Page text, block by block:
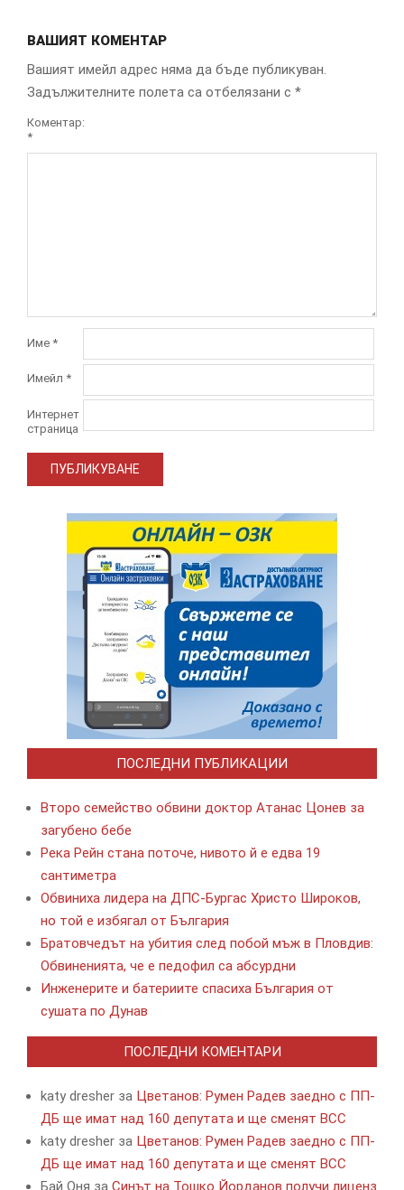
ВАШИЯТ КОМЕНТАР
Вашият имейл адрес няма да бъде публикуван.
Задължителните полета са отбелязани с *
Коментар:
*
Име *
Имейл *
Интернет
страница
ПОСЛЕДНИ ПУБЛИКАЦИИ
Второ семейство обвини доктор Атанас Цонев за
загубено бебе
Река Рейн стана поточе, нивото й е едва 19
сантиметра
Обвиниха лидера на ДПС-Бургас Христо Широков,
но той е избягал от България
Братовчедът на убития след побой мъж в Пловдив:
Обвиненията, че е педофил са абсурдни
Инженерите и батериите спасиха България от
сушата по Дунав
ПОСЛЕДНИ КОМЕНТАРИ
katy dresher за Цветанов: Румен Радев заедно с ПП-
ДБ ще имат над 160 депутата и ще сменят ВСС
katy dresher за Цветанов: Румен Радев заедно с ПП-
ДБ ще имат над 160 депутата и ще сменят ВСС
Бай Оня за Синът на Тошко Йорданов получи лиценз